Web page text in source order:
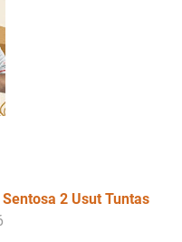
2 Usut Tuntas